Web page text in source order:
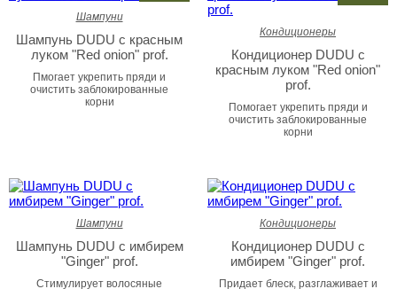
Шампуни
Шампунь DUDU с красным
луком "Red onion" prof.
Пмогает укрепить пряди и
очистить заблокированные
корни
Кондиционеры
Кондиционер DUDU с
красным луком "Red onion"
prof.
Помогает укрепить пряди и
очистить заблокированные
корни
Шампуни
Шампунь DUDU с имбирем
"Ginger" prof.
Стимулирует волосяные
Кондиционеры
Кондиционер DUDU с
имбирем "Ginger" prof.
Придает блеск, разглаживает и